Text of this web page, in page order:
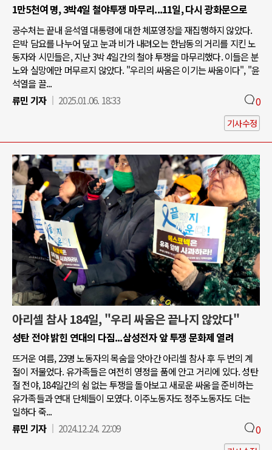
1만5천여 명, 3박4일 철야투쟁 마무리...11일, 다시 광화문으로
공수처는 끝내 윤석열 대통령에 대한 체포영장을 재집행하지 않았다.
은박 담요를 나누어 덮고 눈과 비가 내려오는 한남동의 거리를 지킨 노
동자와 시민들은, 지난 3박 4일간의 철야 투쟁을 마무리했다. 이들은 분
노와 실망에만 머무르지 않았다. "우리의 싸움은 이기는 싸움이다", "윤
석열을 끌...
류민 기자
2025.01.06. 18:33 0
기사수정
아리셀 참사 184일, "우리 싸움은 끝나지 않았다"
성탄 전야 밝힌 연대의 다짐...삼성전자 앞 투쟁 문화제 열려
뜨거운 여름, 23명 노동자의 목숨을 앗아간 아리셀 참사 후 두 번의 계
절이 저물었다. 유가족들은 여전히 영정을 품에 안고 거리에 있다. 성탄
절 전야, 184일간의 쉼 없는 투쟁을 돌아보고 새로운 싸움을 준비하는
유가족들과 연대 단체들이 모였다. 이주노동자도 정주노동자도 더는
일하다 죽...
류민 기자
2024.12.24. 22:09 0